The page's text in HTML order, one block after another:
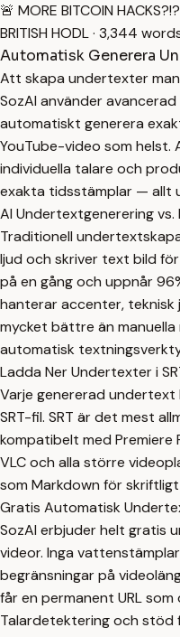
🚨 MORE BITCOIN
BRITISH HODL · 3,344
Automatisk Generera
Att skapa undertexter
SozAI använder
automatiskt generera
YouTube-video som helst.
individuella talare och
exakta tidsstämplar — allt
AI Undertextgenerering vs.
Traditionell
ljud och skriver text bild
på en gång och uppnår
hanterar accenter,
mycket bättre än
automatisk
Ladda Ner Undertexter i
Varje genererad
SRT-fil. SRT är det mest
kompatibelt med Premiere
VLC och alla större
som Markdown för skriftligt
Gratis Automatisk
SozAI erbjuder helt gratis
videor. Inga
begränsningar på
får en permanent URL
Talardetektering och stöd